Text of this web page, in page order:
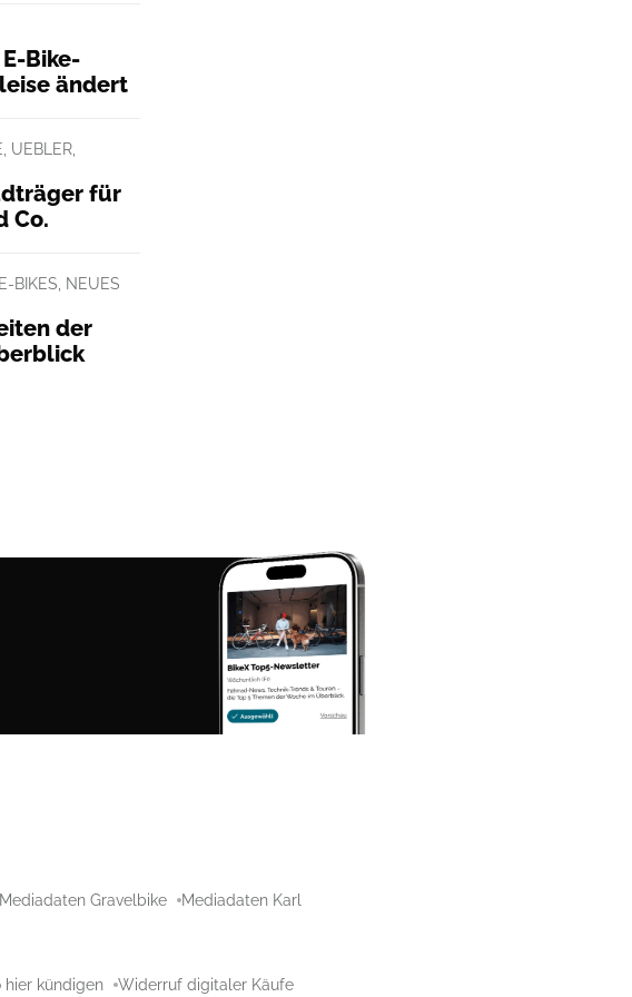
Bike-
ändert
UEBLER,
für
Co.
BIKES, NEUES
der
Gravelbike Mediadaten Karl
hier kündigen Widerruf digitaler Käufe